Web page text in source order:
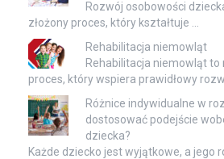
Rozwój osobowości
złożony proces, który kształtuje …
Rehabilitacja niemowląt
Rehabilitacja niemowląt
proces, który wspiera prawidłowy
Różnice indywidualne w
dostosować podejście
dziecka?
Każde dziecko jest wyjątkowe, a jego